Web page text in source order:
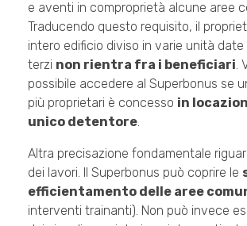
e aventi in comproprietà alcune aree
Traducendo questo requisito, il
intero edificio diviso in varie unità date
terzi non rientra fra i beneficiari.
possibile accedere al Superbonus se
più proprietari è concesso in
unico detentore.
Altra precisazione fondamentale
dei lavori. Il Superbonus può coprire le
efficientamento delle aree
interventi trainanti). Non può invece